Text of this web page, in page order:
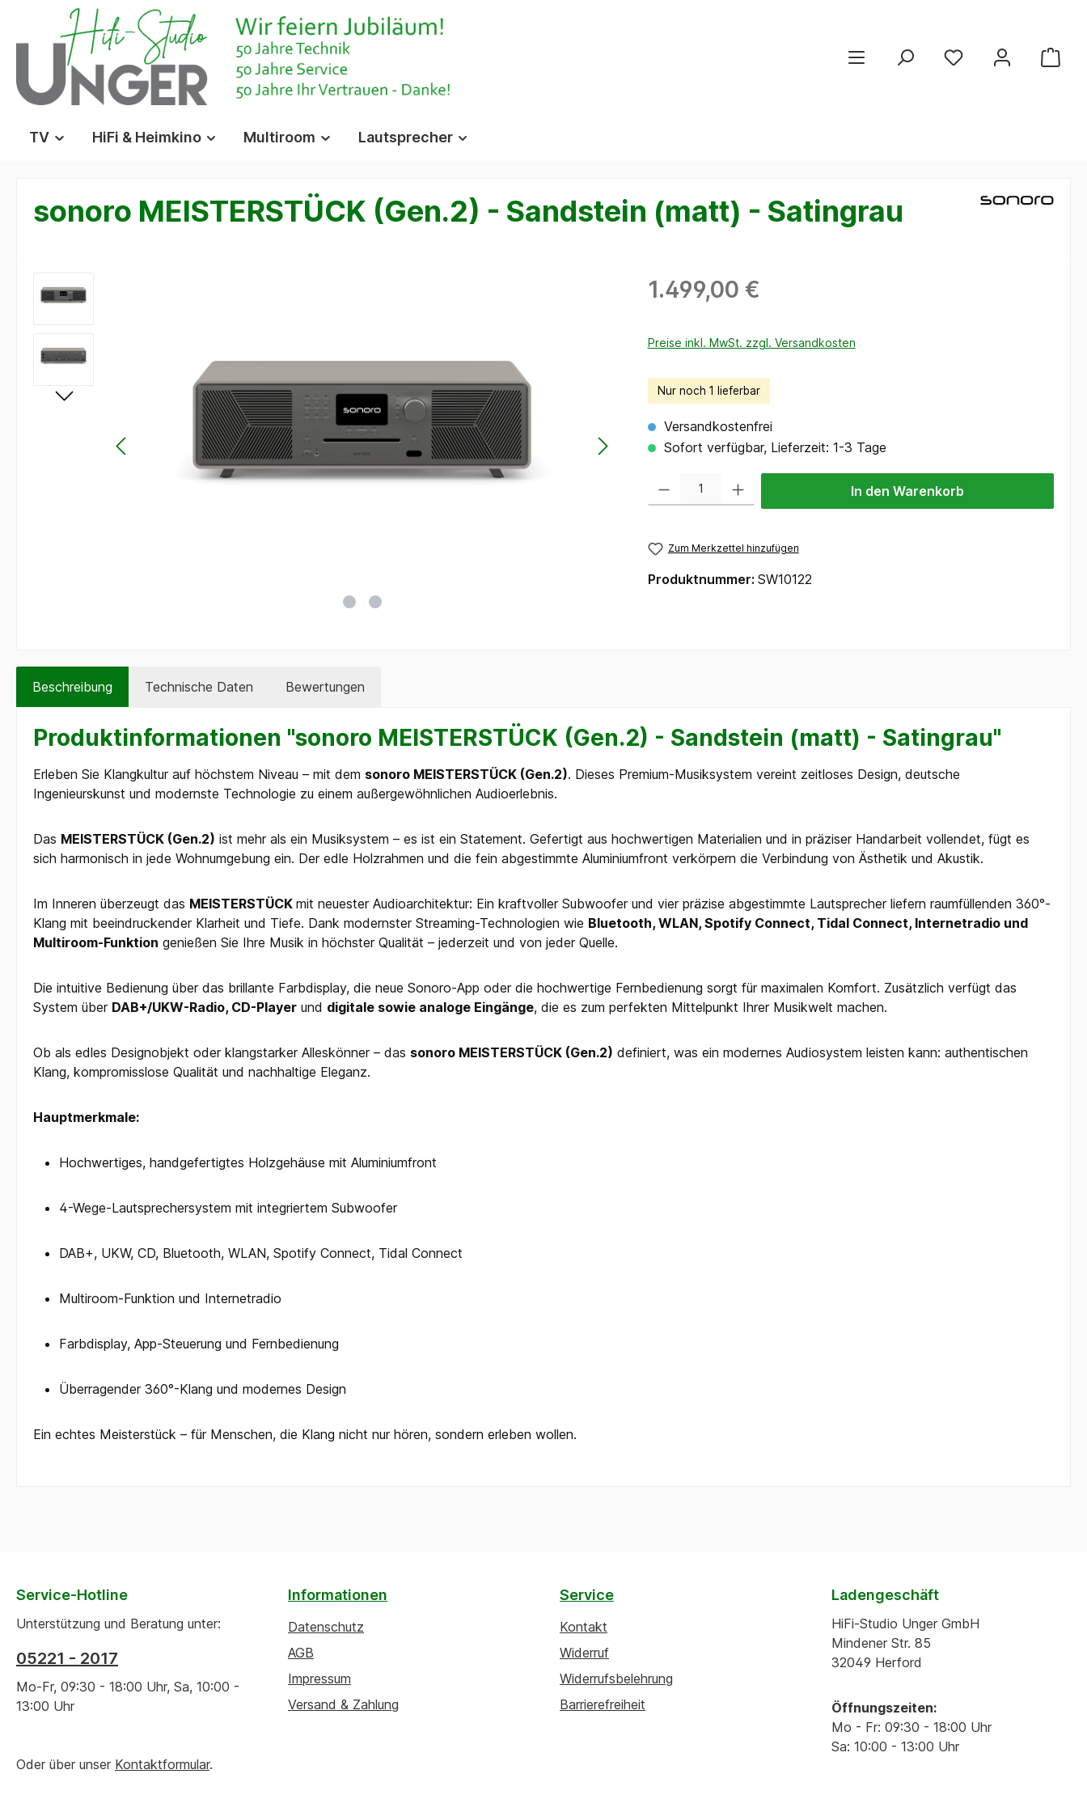
Zur Hauptnavigation springen
TV HiFi & Heimkino Multiroom Lautsprecher
sonoro MEISTERSTÜCK (Gen.2) - Sandstein (matt) - Satingrau
1.499,00 €
Preise inkl. MwSt. zzgl. Versandkosten
Nur noch 1 lieferbar
Versandkostenfrei
Sofort verfügbar, Lieferzeit: 1-3 Tage
In den Warenkorb
Zum Merkzettel hinzufügen
Produktnummer: SW10122
Beschreibung Technische Daten Bewertungen
Produktinformationen "sonoro MEISTERSTÜCK (Gen.2) - Sandstein (matt) - Satingrau"
Erleben Sie Klangkultur auf höchstem Niveau – mit dem sonoro MEISTERSTÜCK (Gen.2). Dieses Premium-Musiksystem vereint zeitloses Design, deutsche
Ingenieurskunst und modernste Technologie zu einem außergewöhnlichen Audioerlebnis.
Das MEISTERSTÜCK (Gen.2) ist mehr als ein Musiksystem – es ist ein Statement. Gefertigt aus hochwertigen Materialien und in präziser Handarbeit vollendet, fügt es
sich harmonisch in jede Wohnumgebung ein. Der edle Holzrahmen und die fein abgestimmte Aluminiumfront verkörpern die Verbindung von Ästhetik und Akustik.
Im Inneren überzeugt das MEISTERSTÜCK mit neuester Audioarchitektur: Ein kraftvoller Subwoofer und vier präzise abgestimmte Lautsprecher liefern raumfüllenden 360°-
Klang mit beeindruckender Klarheit und Tiefe. Dank modernster Streaming-Technologien wie Bluetooth, WLAN, Spotify Connect, Tidal Connect, Internetradio und
Multiroom-Funktion genießen Sie Ihre Musik in höchster Qualität – jederzeit und von jeder Quelle.
Die intuitive Bedienung über das brillante Farbdisplay, die neue Sonoro-App oder die hochwertige Fernbedienung sorgt für maximalen Komfort. Zusätzlich verfügt das
System über DAB+/UKW-Radio, CD-Player und digitale sowie analoge Eingänge, die es zum perfekten Mittelpunkt Ihrer Musikwelt machen.
Ob als edles Designobjekt oder klangstarker Alleskönner – das sonoro MEISTERSTÜCK (Gen.2) definiert, was ein modernes Audiosystem leisten kann: authentischen
Klang, kompromisslose Qualität und nachhaltige Eleganz.
Hauptmerkmale:
Hochwertiges, handgefertigtes Holzgehäuse mit Aluminiumfront
4-Wege-Lautsprechersystem mit integriertem Subwoofer
DAB+, UKW, CD, Bluetooth, WLAN, Spotify Connect, Tidal Connect
Multiroom-Funktion und Internetradio
Farbdisplay, App-Steuerung und Fernbedienung
Überragender 360°-Klang und modernes Design
Ein echtes Meisterstück – für Menschen, die Klang nicht nur hören, sondern erleben wollen.
Service-Hotline
Unterstützung und Beratung unter:
05221 - 2017
Mo-Fr, 09:30 - 18:00 Uhr, Sa, 10:00 -
13:00 Uhr
Oder über unser Kontaktformular.
Informationen
Datenschutz
AGB
Impressum
Versand & Zahlung
Service
Kontakt
Widerruf
Widerrufsbelehrung
Barrierefreiheit
Ladengeschäft
HiFi-Studio Unger GmbH
Mindener Str. 85
32049 Herford
Öffnungszeiten:
Mo - Fr: 09:30 - 18:00 Uhr
Sa: 10:00 - 13:00 Uhr